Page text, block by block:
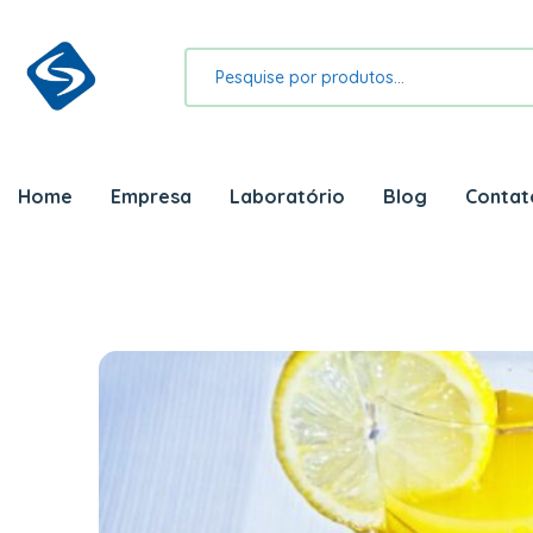
Home Empresa Laboratório Blog